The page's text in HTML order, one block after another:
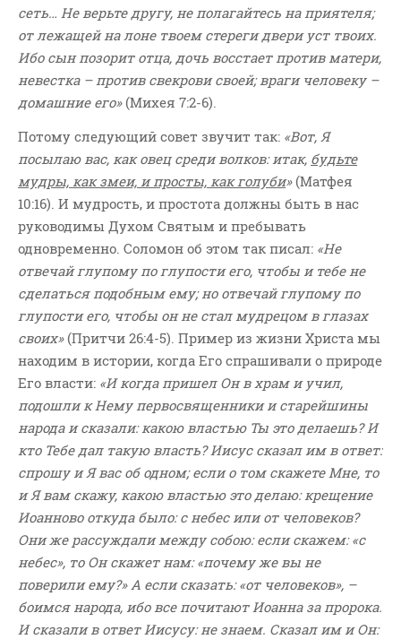
сеть… Не верьте другу, не полагайтесь на приятеля;
от лежащей на лоне твоем стереги двери уст твоих.
Ибо сын позорит отца, дочь восстает против матери,
невестка – против свекрови своей; враги человеку –
домашние его»(Михея 7:2-6).
Потому следующий совет звучит так: «Вот, Я
посылаю вас, как овец среди волков: итак, будьте
мудры, как змеи, и просты, как голуби»(Матфея
10:16). И мудрость, и простота должны быть в нас
руководимы Духом Святым и пребывать
одновременно. Соломон об этом так писал: «Не
отвечай глупому по глупости его, чтобы и тебе не
сделаться подобным ему; но отвечай глупому по
глупости его, чтобы он не стал мудрецом в глазах
своих»(Притчи 26:4-5). Пример из жизни Христа мы
находим в истории, когда Его спрашивали о природе
Его власти: «И когда пришел Он в храм и учил,
подошли к Нему первосвященники и старейшины
народа и сказали: какою властью Ты это делаешь? И
кто Тебе дал такую власть? Иисус сказал им в ответ:
спрошу и Я вас об одном; если о том скажете Мне, то
и Я вам скажу, какою властью это делаю: крещение
Иоанново откуда было: с небес или от человеков?
Они же рассуждали между собою: если скажем: «с
небес», то Он скажет нам: «почему же вы не
поверили ему?» А если сказать: «от человеков», –
боимся народа, ибо все почитают Иоанна за пророка.
И сказали в ответ Иисусу: не знаем. Сказал им и Он: